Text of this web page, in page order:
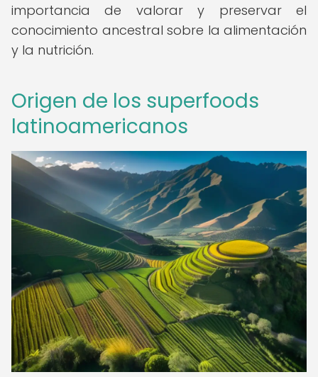
importancia de valorar y preservar el
conocimiento ancestral sobre la alimentación
y la nutrición.
Origen de los superfoods
latinoamericanos